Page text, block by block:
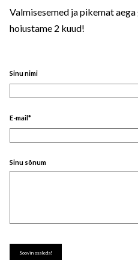
Valmisesemed ja pikemat
hoiustame 2 kuud!
Sinu nimi
E-mail
Sinu sõnum